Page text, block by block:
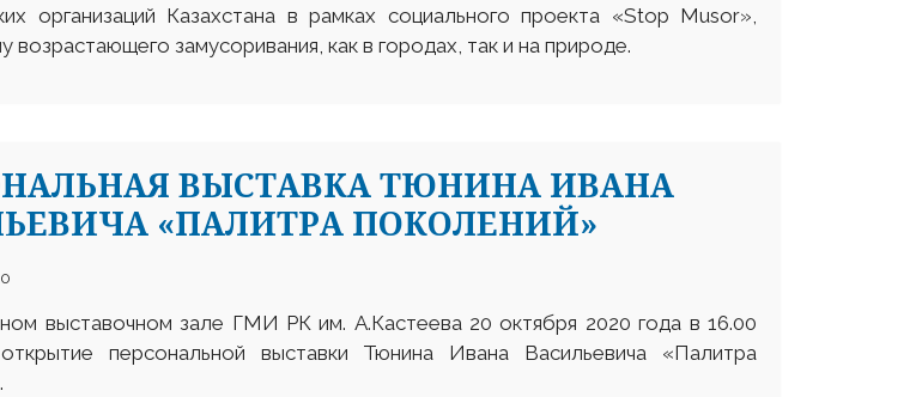
организаций Казахстана в рамках социального проекта «Stop Musor»,
замусоривания, как в городах, так и на природе.
ВЫСТАВКА ТЮНИНА ИВАНА
«ПАЛИТРА ПОКОЛЕНИЙ»
выставочном зале ГМИ РК им. А.Кастеева 20 октября 2020 года в 16.00
персональной выставки Тюнина Ивана Васильевича «Палитра